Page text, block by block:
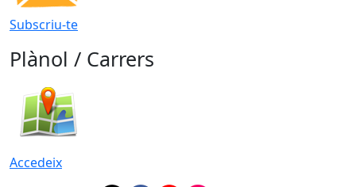
Subscriu-te
Plànol / Carrers
Accedeix